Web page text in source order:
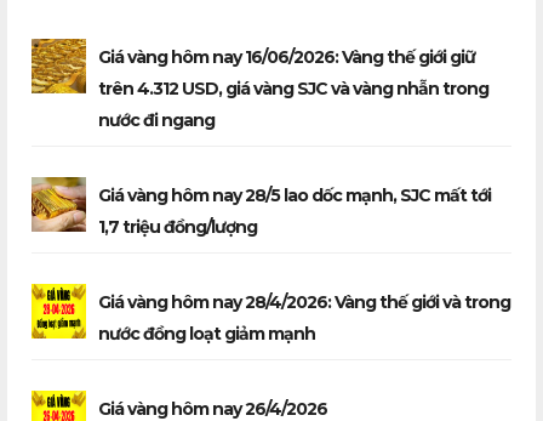
Giá vàng hôm nay 16/06/2026: Vàng thế giới giữ
trên 4.312 USD, giá vàng SJC và vàng nhẫn trong
nước đi ngang
Giá vàng hôm nay 28/5 lao dốc mạnh, SJC mất tới
1,7 triệu đồng/lượng
Giá vàng hôm nay 28/4/2026: Vàng thế giới và trong
nước đồng loạt giảm mạnh
Giá vàng hôm nay 26/4/2026